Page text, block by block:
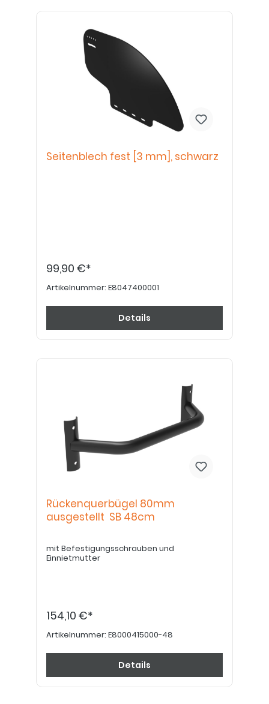
Seitenblech fest [3 mm], schwarz
99,90 €*
Artikelnummer: E8047400001
Details
Rückenquerbügel 80mm
ausgestellt SB 48cm
mit Befestigungsschrauben und
Einnietmutter
154,10 €*
Artikelnummer: E8000415000-48
Details